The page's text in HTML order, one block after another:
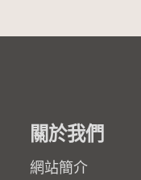
關於我們
網站簡介